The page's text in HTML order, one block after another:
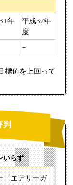
年
平成32年
度
−
標値を上回って
判
いらず
「エアリーガ